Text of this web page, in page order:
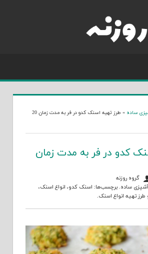
ساده »
طرز تهیه اسنک کدو در فر به مدت زمان 20
کدو در فر به مدت زمان
گروه روزنه
ساده. برچسب‌ها: اسنک کدو، انواع اسنک،
طرز تهیه انواع اسنک.